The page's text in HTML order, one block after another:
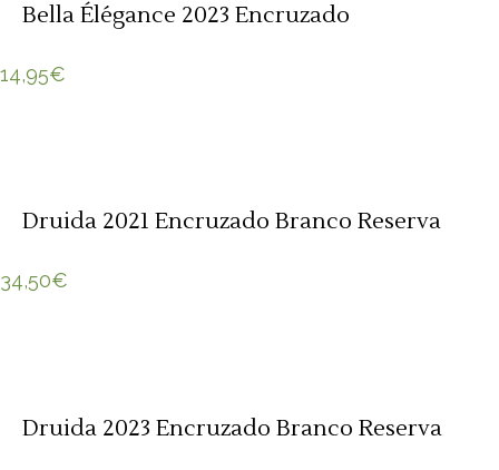
Bella Élégance 2023 Encruzado
14,95€
Druida 2021 Encruzado Branco Reserva
34,50€
Druida 2023 Encruzado Branco Reserva